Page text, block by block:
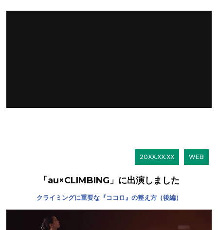
20XX.XX.XX WEB
「au×CLIMBING」に出演しました
クライミングに重要な『ココロ』の整え方（後編）